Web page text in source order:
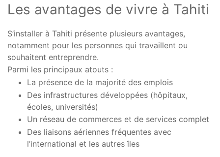
Les avantages de vivre à Tahiti
S’installer à Tahiti présente plusieurs avantages,
notamment pour les personnes qui travaillent ou
souhaitent entreprendre.
Parmi les principaux atouts :
La présence de la majorité des emplois
Des infrastructures développées (hôpitaux,
écoles, universités)
Un réseau de commerces et de services complet
Des liaisons aériennes fréquentes avec
l’international et les autres îles